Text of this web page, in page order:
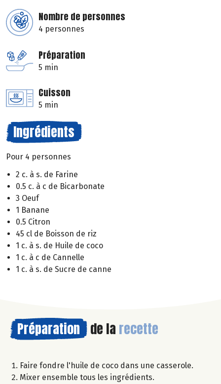
Nombre de personnes
4 personnes
Préparation
5 min
Cuisson
5 min
Ingrédients
Pour 4 personnes
2 c. à s. de Farine
0.5 c. à c de Bicarbonate
3 Oeuf
1 Banane
0.5 Citron
45 cl de Boisson de riz
1 c. à s. de Huile de coco
1 c. à c de Cannelle
1 c. à s. de Sucre de canne
Préparation de la recette
Faire fondre l'huile de coco dans une casserole.
Mixer ensemble tous les ingrédients.